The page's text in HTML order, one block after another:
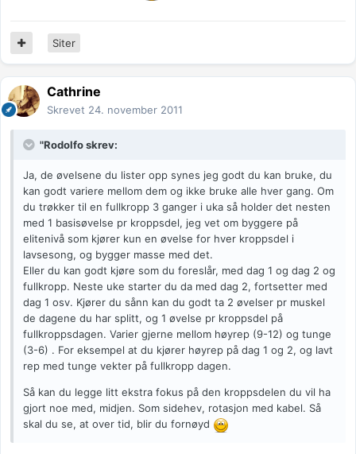
Siter
Cathrine
Skrevet 24. november 2011
"Rodolfo skrev:
Ja, de øvelsene du lister opp synes jeg godt du kan bruke, du
kan godt variere mellom dem og ikke bruke alle hver gang. Om
du trøkker til en fullkropp 3 ganger i uka så holder det nesten
med 1 basisøvelse pr kroppsdel, jeg vet om byggere på
elitenivå som kjører kun en øvelse for hver kroppsdel i
lavsesong, og bygger masse med det.
Eller du kan godt kjøre som du foreslår, med dag 1 og dag 2 og
fullkropp. Neste uke starter du da med dag 2, fortsetter med
dag 1 osv. Kjører du sånn kan du godt ta 2 øvelser pr muskel
de dagene du har splitt, og 1 øvelse pr kroppsdel på
fullkroppsdagen. Varier gjerne mellom høyrep (9-12) og tunge
(3-6) . For eksempel at du kjører høyrep på dag 1 og 2, og lavt
rep med tunge vekter på fullkropp dagen.
Så kan du legge litt ekstra fokus på den kroppsdelen du vil ha
gjort noe med, midjen. Som sidehev, rotasjon med kabel. Så
skal du se, at over tid, blir du fornøyd